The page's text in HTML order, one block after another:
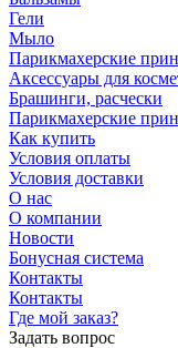
Гели
Мыло
Парикмахерские
Аксессуары для
Брашинги, расчески
Парикмахерские
Как купить
Условия оплаты
Условия доставки
О нас
О компании
Новости
Бонусная система
Контакты
Контакты
Где мой заказ?
Задать вопрос